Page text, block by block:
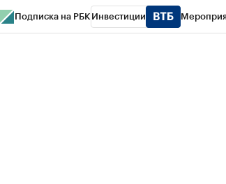
Подписка на РБК Инвестиции